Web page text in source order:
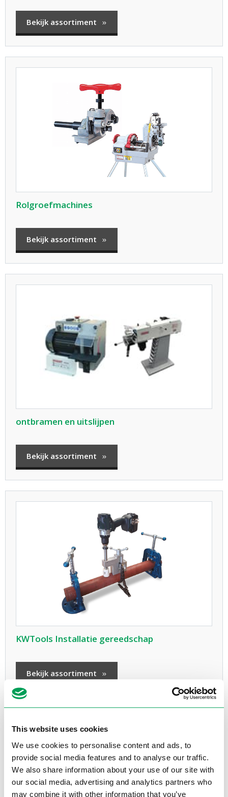
This website uses cookies
We use cookies to personalise content and ads, to
provide social media features and to analyse our traffic.
We also share information about your use of our site with
our social media, advertising and analytics partners who
may combine it with other information that you’ve
Bekijk assortiment
Rolgroefmachines
Bekijk assortiment
ontbramen en uitslijpen
Bekijk assortiment
KWTools Installatie gereedschap
Bekijk assortiment
een compleet en specialistisch assortiment. Wat uw toepassing ook is,
van snijden, groeven, draadsnijden tot het ontbramen en uitslijpen
van buizen, wij leveren uitsluitend machines en gereedschappen van
topmerken als Rex, Wisent, KWtools, Victor, KTC en MPS. Zo bent u
altijd verzekerd van kwaliteit, precisie en betrouwbare service op de